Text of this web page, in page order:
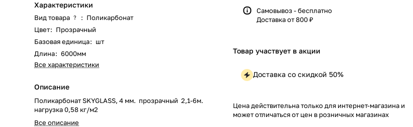
Характеристики
Вид товара ? : Поликарбонат
Цвет: Прозрачный
Базовая единица: шт
Длина: 6000мм
Все характеристики
Описание
Поликарбонат SKYGLASS, 4 мм. прозрачный 2,1-6м.
нагрузка 0,58 кг/м2
Все описание
Самовывоз - бесплатно
Доставка от 800 ₽
Товар участвует в акции
Доставка со скидкой 50%
Цена действительна только для интернет-магазина и
может отличаться от цен в розничных магазинах